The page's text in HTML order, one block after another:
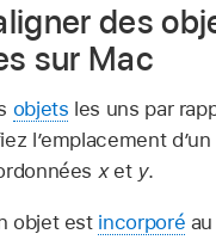
des
sur Mac
objets les uns par
l’emplacement
xet y.
objet est incorporé